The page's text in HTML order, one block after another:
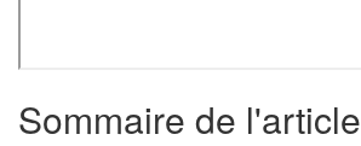
Sommaire de l'article